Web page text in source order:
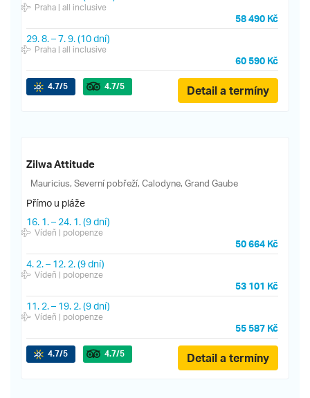
Praha| all inclusive
58 490 Kč
29. 8.–7. 9.(10 dní)
Praha| all inclusive
60 590 Kč
4.7/5 4.7/5 Detail a termíny
Zilwa Attitude
Mauricius, Severní pobřeží, Calodyne, Grand Gaube
Přímo u pláže
16. 1.– 24. 1.(9 dní)
Vídeň | polopenze
50 664 Kč
4. 2.– 12. 2.(9 dní)
Vídeň | polopenze
53 101 Kč
11. 2.– 19. 2.(9 dní)
Vídeň | polopenze
55 587 Kč
4.7/5 4.7/5 Detail a termíny